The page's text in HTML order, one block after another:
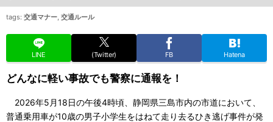
tags: 交通マナー, 交通ルール
LINE (Twitter) FB Hatena
どんなに軽い事故でも警察に通報を！
2026年5月18日の午後4時頃、静岡県三島市内の市道において、
普通乗用車が10歳の男子小学生をはねて走り去るひき逃げ事件が発